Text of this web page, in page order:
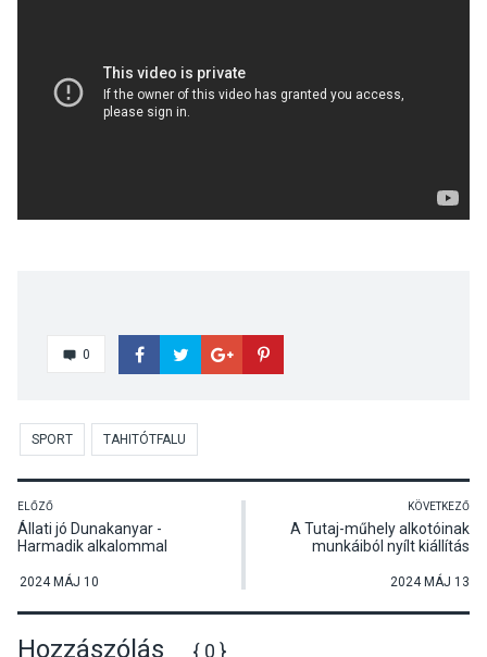
0
SPORT TAHITÓTFALU
ELŐZŐ
Állati jó Dunakanyar -
Harmadik alkalommal
rendezvényt
2024 MÁJ 10
KÖVETKEZŐ
A Tutaj-műhely alkotóinak
munkáiból nyílt kiállítás
2024 MÁJ 13
Hozzászólás { 0 }